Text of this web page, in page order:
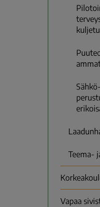
Teema-
Vapaa